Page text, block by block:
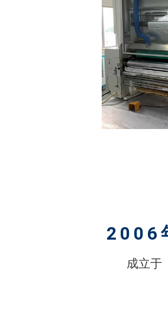
成立于
2006